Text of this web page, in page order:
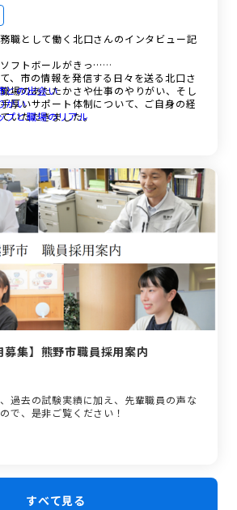
職として働く北口さんのインタビュー記
フトボールがきっ…
、市の情報を発信する日々を送る北口さ
場のあたたかさや仕事のやりがい、そし
厚いサポート体制について、ご自身の経
いただきました。
との出会い
がい
プと職場のリアル
修制度と働き方
募集】熊野市職員採用案内
過去の試験実績に加え、先輩職員の声な
で、是非ご覧ください！
すべて見る